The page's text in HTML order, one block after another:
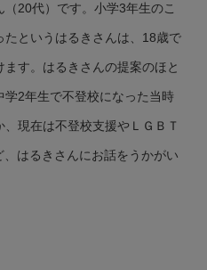
20代）です。小学3年生のこ
というはるきさんは、18歳で
ます。はるきさんの提案のほと
学2年生で不登校になった当時
現在は不登校支援やＬＧＢＴ
はるきさんにお話をうかがい